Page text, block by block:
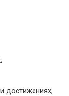
достижениях;